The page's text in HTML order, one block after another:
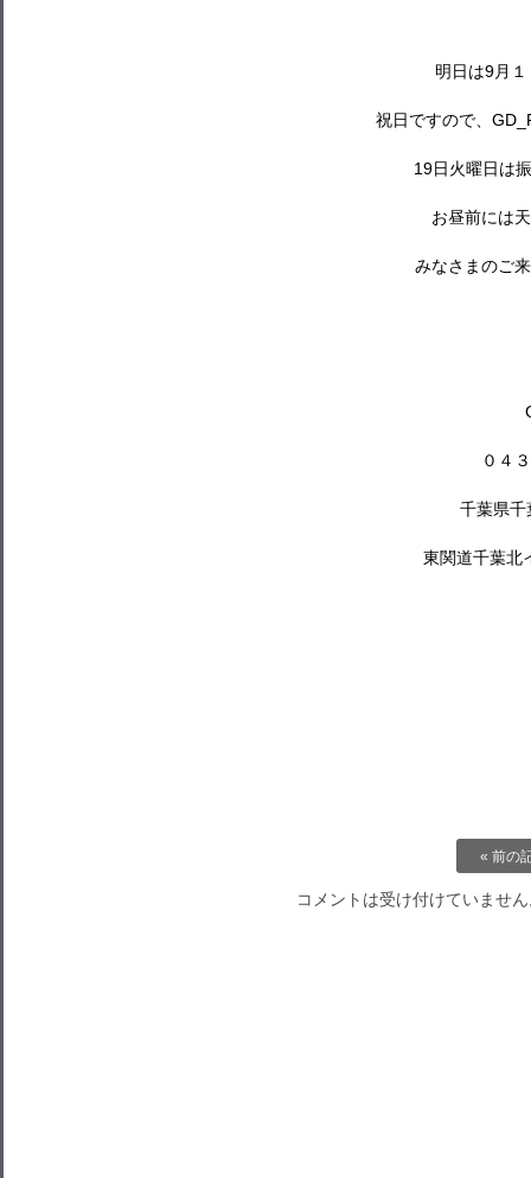
明日は9月
祝日ですので、
19日火曜日は
お昼前には
みなさまのご
０４
千葉県千
東関道千葉北
« 前の
コメントは受け付けていませ